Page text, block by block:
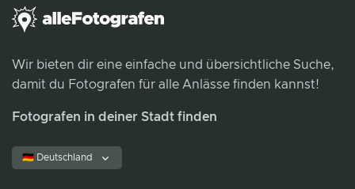
Wir bieten dir eine einfache und übersichtliche Suche,
damit du Fotografen für alle Anlässe finden kannst!
Fotografen in deiner Stadt finden
🇩🇪 Deutschland